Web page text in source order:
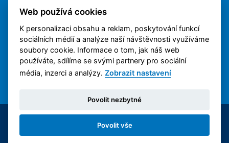
NABÍDKY PRÁCE – JOBS FS VIRTUÁLNÍ PROHLÍDKA
3D TISK NA ČVUT
OCHRANA OSOBNÍCH
ÚDAJŮ
© 2014-2026 ČVUT FS | All rights reserved |
Nastavení cookies
Web používá cookies
K personalizaci obsahu a reklam, poskytování funkcí
sociálních médií a analýze naší návštěvnosti využíváme
soubory cookie. Informace o tom, jak náš web
používáte, sdílíme se svými partnery pro sociální
média, inzerci a analýzy.Zobrazit nastavení
Povolit nezbytné
Povolit vše